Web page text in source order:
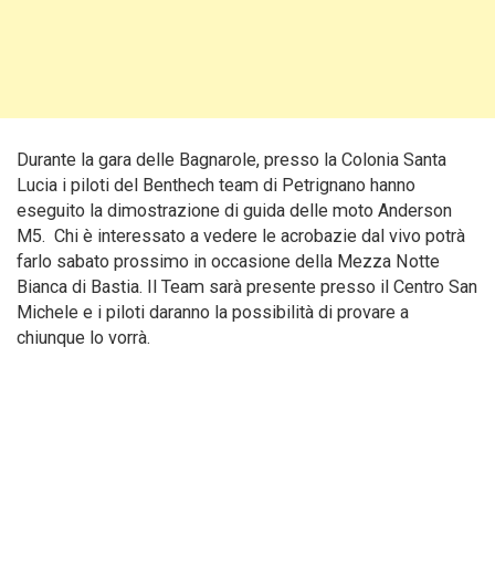
Durante la gara delle Bagnarole, presso la Colonia Santa
Lucia i piloti del Benthech team di Petrignano hanno
eseguito la dimostrazione di guida delle moto Anderson
M5. Chi è interessato a vedere le acrobazie dal vivo potrà
farlo sabato prossimo in occasione della Mezza Notte
Bianca di Bastia. Il Team sarà presente presso il Centro San
Michele e i piloti daranno la possibilità di provare a
chiunque lo vorrà.